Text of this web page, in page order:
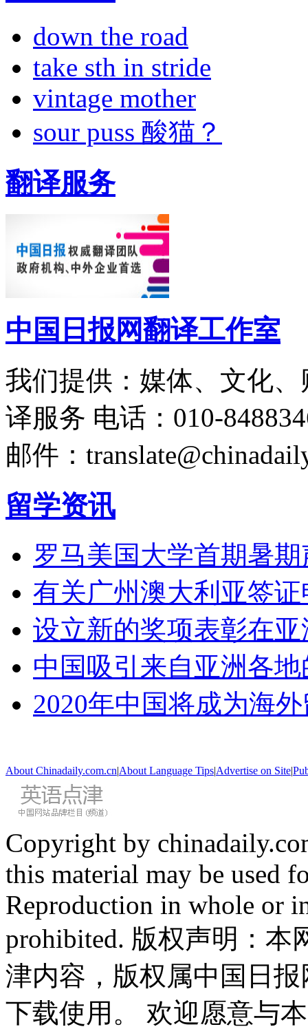
down the road
take sth in stride
vintage mother
sour puss 酸猫？
翻译服务
中国日报网翻译工作室
我们提供：媒体、文化
译服务 电话：010-
邮件：
留学资讯
罗马美国大学首期暑
有关广州澳大利亚签
设立新的奖项表彰在
中国吸引来自亚洲各
2020年中国将成为海
About Chinadaily.com.cn|About Language Tips|Advertise on Site|
Copyright by
this material may be used
Reproduction in whole or
prohibited. 版权声明：
津内容，版权属中国日
下载使用。 欢迎愿意与